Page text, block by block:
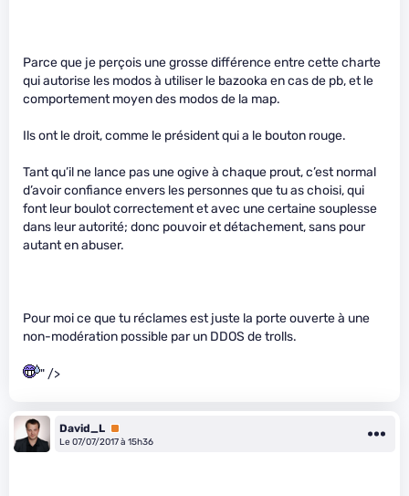
Parce que je perçois une grosse différence entre cette charte
qui autorise les modos à utiliser le bazooka en cas de pb, et le
comportement moyen des modos de la map.
Ils ont le droit, comme le président qui a le bouton rouge.
Tant qu’il ne lance pas une ogive à chaque prout, c’est normal
d’avoir confiance envers les personnes que tu as choisi, qui
font leur boulot correctement et avec une certaine souplesse
dans leur autorité; donc pouvoir et détachement, sans pour
autant en abuser.
Pour moi ce que tu réclames est juste la porte ouverte à une
non-modération possible par un DDOS de trolls.
" />
David_L Premium
Le 07/07/2017 à 15h36